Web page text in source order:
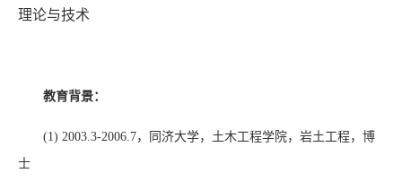
理论与技术
教育背景：
(1) 2003.3-2006.7，同济大学，土木工程学院，岩土工程，博
士